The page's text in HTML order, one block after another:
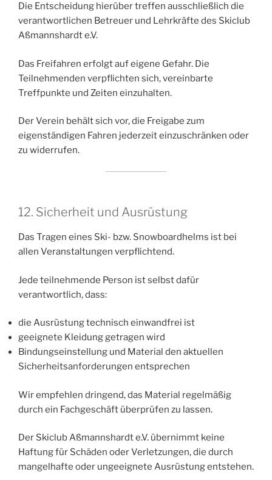
Die Entscheidung hierüber treffen ausschließlich die
verantwortlichen Betreuer und Lehrkräfte des Skiclub
Aßmannshardt e.V.
Das Freifahren erfolgt auf eigene Gefahr. Die
Teilnehmenden verpflichten sich, vereinbarte
Treffpunkte und Zeiten einzuhalten.
Der Verein behält sich vor, die Freigabe zum
eigenständigen Fahren jederzeit einzuschränken oder
zu widerrufen.
12. Sicherheit und Ausrüstung
Das Tragen eines Ski- bzw. Snowboardhelms ist bei
allen Veranstaltungen verpflichtend.
Jede teilnehmende Person ist selbst dafür
verantwortlich, dass:
die Ausrüstung technisch einwandfrei ist
geeignete Kleidung getragen wird
Bindungseinstellung und Material den aktuellen
Sicherheitsanforderungen entsprechen
Wir empfehlen dringend, das Material regelmäßig
durch ein Fachgeschäft überprüfen zu lassen.
Der Skiclub Aßmannshardt e.V. übernimmt keine
Haftung für Schäden oder Verletzungen, die durch
mangelhafte oder ungeeignete Ausrüstung entstehen.